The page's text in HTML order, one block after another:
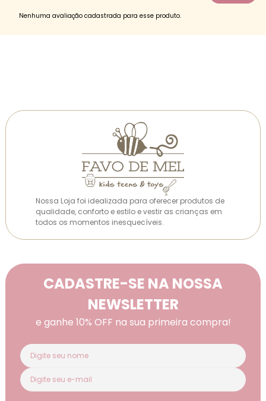
Nenhuma avaliação cadastrada para esse produto.
Nossa Loja foi idealizada para oferecer produtos de
qualidade, conforto e estilo e vestir as crianças em
todos os momentos inesquecíveis.
CADASTRE-SE NA NOSSA
NEWSLETTER
e ganhe 10% OFF na sua primeira compra!